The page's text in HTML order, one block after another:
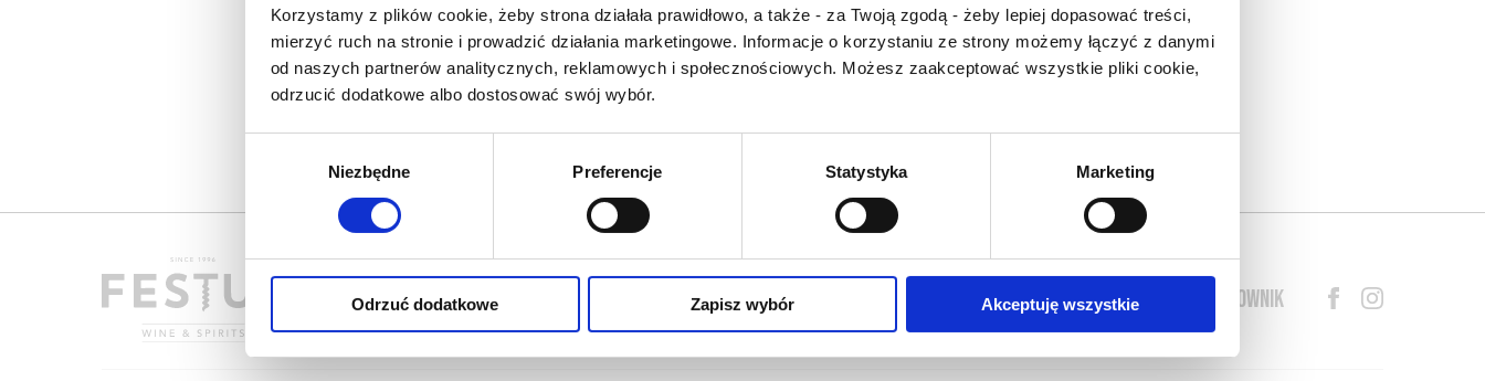
Korzystamy z plików cookie, żeby strona działała prawidłowo, a także - za Twoją zgodą - żeby lepiej dopasować treści,
mierzyć ruch na stronie i prowadzić działania marketingowe. Informacje o korzystaniu ze strony możemy łączyć z danymi
od naszych partnerów analitycznych, reklamowych i społecznościowych. Możesz zaakceptować wszystkie pliki cookie,
odrzucić dodatkowe albo dostosować swój wybór.
Niezbędne Preferencje Statystyka Marketing
Odrzuć dodatkowe Zapisz wybór Akceptuję wszystkie
wprowadzaniem do
słownika nowych haseł.
Jeśli jakis termin stwarza
słowniku -proszę nas o
tym poinformować
O NAS OFERTA ONLINE PRODUCENCI BLOG PRZEWODNIK SŁOWNIK